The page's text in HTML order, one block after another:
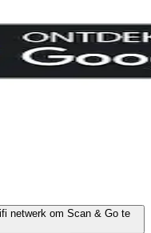
netwerk om Scan & Go te